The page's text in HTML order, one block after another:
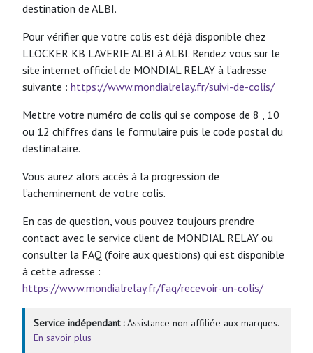
destination de ALBI.
Pour vérifier que votre colis est déjà disponible chez
LLOCKER KB LAVERIE ALBI à ALBI. Rendez vous sur le
site internet officiel de MONDIAL RELAY à l’adresse
suivante : https://www.mondialrelay.fr/suivi-de-colis/
Mettre votre numéro de colis qui se compose de 8 , 10
ou 12 chiffres dans le formulaire puis le code postal du
destinataire.
Vous aurez alors accès à la progression de
l’acheminement de votre colis.
En cas de question, vous pouvez toujours prendre
contact avec le service client de MONDIAL RELAY ou
consulter la FAQ (foire aux questions) qui est disponible
à cette adresse :
https://www.mondialrelay.fr/faq/recevoir-un-colis/
Service indépendant :Assistance non affiliée aux marques.
En savoir plus